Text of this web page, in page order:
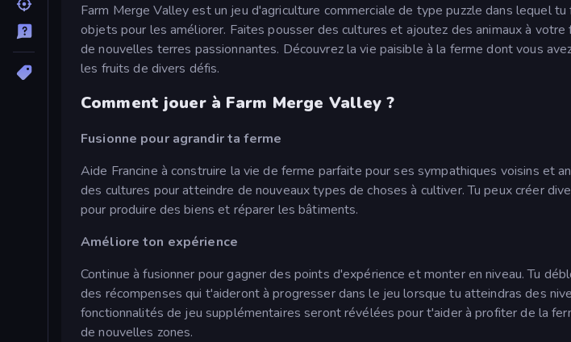
Farm Merge Valley est un jeu d'agriculture commerciale de type puzzle dans lequel
objets pour les améliorer. Faites pousser des cultures et ajoutez des animaux à
de nouvelles terres passionnantes. Découvrez la vie paisible à la ferme dont vous
les fruits de divers défis.
Comment jouer à Farm Merge Valley ?
Fusionne pour agrandir ta ferme
Aide Francine à construire la vie de ferme parfaite pour ses sympathiques voisins et
des cultures pour atteindre de nouveaux types de choses à cultiver. Tu peux créer
pour produire des biens et réparer les bâtiments.
Améliore ton expérience
Continue à fusionner pour gagner des points d'expérience et monter en niveau. Tu
des récompenses qui t'aideront à progresser dans le jeu lorsque tu atteindras des
fonctionnalités de jeu supplémentaires seront révélées pour t'aider à profiter de la
de nouvelles zones.